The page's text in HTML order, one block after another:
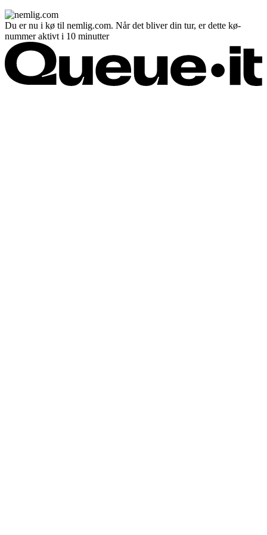
Du er nu i kø til nemlig.com. Når det bliver din tur, er dette kø-
nummer aktivt i 10 minutter